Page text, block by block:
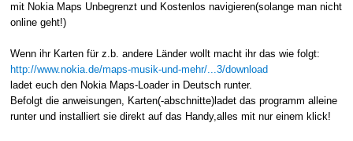
mit Nokia Maps Unbegrenzt und Kostenlos navigieren(solange man nicht
online geht!)
Wenn ihr Karten für z.b. andere Länder wollt macht ihr das wie folgt:
http://www.nokia.de/maps-musik-und-mehr/...3/download
ladet euch den Nokia Maps-Loader in Deutsch runter.
Befolgt die anweisungen, Karten(-abschnitte)ladet das programm alleine
runter und installiert sie direkt auf das Handy,alles mit nur einem klick!